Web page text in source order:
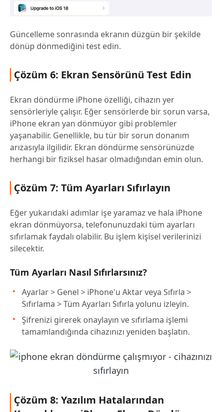
Güncelleme sonrasında ekranın düzgün bir şekilde
dönüp dönmediğini test edin.
Çözüm 6: Ekran Sensörünü Test Edin
Ekran döndürme iPhone özelliği, cihazın yer
sensörleriyle çalışır. Eğer sensörlerde bir sorun varsa,
iPhone ekran yan dönmüyor gibi problemler
yaşanabilir. Genellikle, bu tür bir sorun donanım
arızasıyla ilgilidir. Ekran döndürme sensörünüzde
herhangi bir fiziksel hasar olmadığından emin olun.
Çözüm 7: Tüm Ayarları Sıfırlayın
Eğer yukarıdaki adımlar işe yaramaz ve hala iPhone
ekran dönmüyorsa, telefonunuzdaki tüm ayarları
sıfırlamak faydalı olabilir. Bu işlem kişisel verilerinizi
silecektir.
Tüm Ayarları Nasıl Sıfırlarsınız?
Ayarlar > Genel > iPhone'u Aktar veya Sıfırla >
Sıfırlama > Tüm Ayarları Sıfırla yolunu izleyin.
Şifrenizi girerek onaylayın ve sıfırlama işlemi
tamamlandığında cihazınızı yeniden başlatın.
Çözüm 8: Yazılım Hatalarından